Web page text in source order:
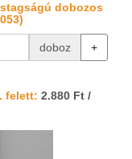
dobozos
doboz +
felett: 2.880 Ft /